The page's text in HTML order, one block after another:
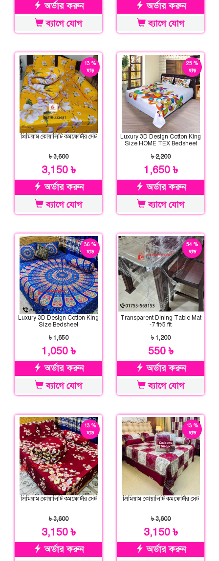
অর্ডার করুন
ব্যাগে যোগ
অর্ডার করুন
ব্যাগে যোগ
13 %
ছাড়
প্রিমিয়াম কোয়ালিটি কমফোর্টার সেট
৳ 3,600
3,150 ৳
অর্ডার করুন
ব্যাগে যোগ
25 %
ছাড়
Luxury 3D Design Cotton King
Size HOME TEX Bedsheet
৳ 2,200
1,650 ৳
অর্ডার করুন
ব্যাগে যোগ
36 %
ছাড়
Luxury 3D Design Cotton King
Size Bedsheet
৳ 1,650
1,050 ৳
অর্ডার করুন
ব্যাগে যোগ
54 %
ছাড়
Transparent Dining Table Mat
-7 fit/5 fit
৳ 1,200
550 ৳
অর্ডার করুন
ব্যাগে যোগ
13 %
ছাড়
প্রিমিয়াম কোয়ালিটি কমফোর্টার সেট
৳ 3,600
3,150 ৳
অর্ডার করুন
13 %
ছাড়
প্রিমিয়াম কোয়ালিটি কমফোর্টার সেট
৳ 3,600
3,150 ৳
অর্ডার করুন